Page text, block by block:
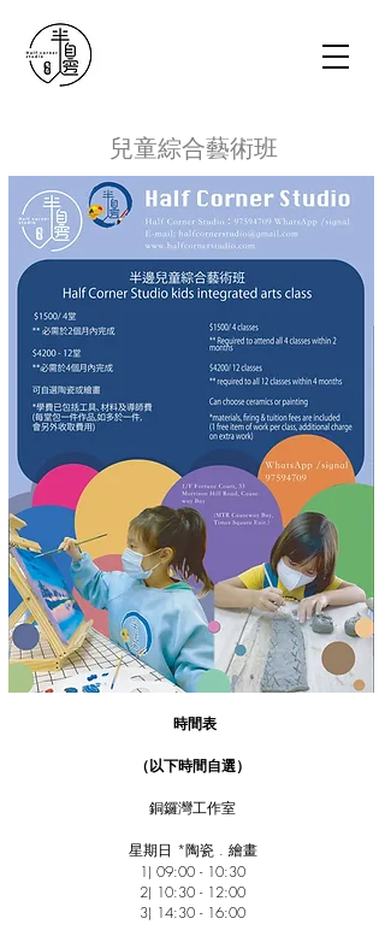
兒童綜合藝術班
時間表
（以下時間自選）
銅鑼灣工作室
星期日 *陶瓷 . 繪畫
1) 09:00 - 10:30
2) 10:30 - 12:00
3) 14:30 - 16:00